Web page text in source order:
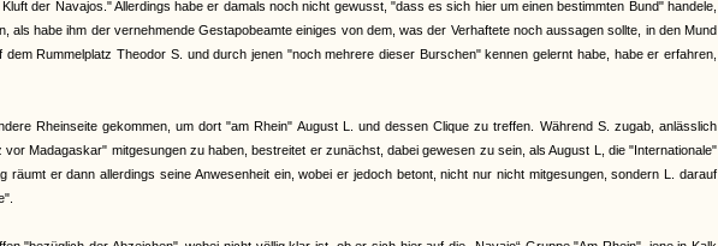
der Navajos." Allerdings habe er damals noch nicht gewusst, "dass es sich hier um einen bestimmten Bund" handele,
habe ihm der vernehmende Gestapobeamte einiges von dem, was der Verhaftete noch aussagen sollte, in den Mund
Rummelplatz Theodor S. und durch jenen "noch mehrere dieser Burschen" kennen gelernt habe, habe er erfahren,
Rheinseite gekommen, um dort "am Rhein" August L. und dessen Clique zu treffen. Während S. zugab, anlässlich
Madagaskar" mitgesungen zu haben, bestreitet er zunächst, dabei gewesen zu sein, als August L, die "Internationale"
räumt er dann allerdings seine Anwesenheit ein, wobei er jedoch betont, nicht nur nicht mitgesungen, sondern L. darauf